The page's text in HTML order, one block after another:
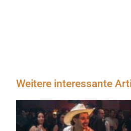
Weitere interessante